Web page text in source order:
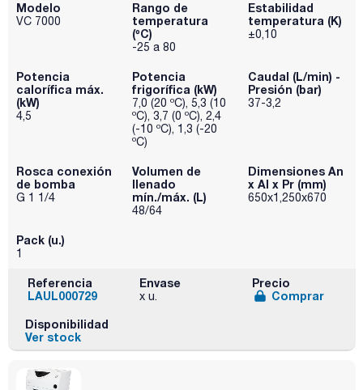
Modelo
VC 7000
Rango de
temperatura
(ºC)
-25 a 80
Estabilidad
temperatura (K)
±0,10
Potencia
calorífica máx.
(kW)
4,5
Potencia
frigorífica (kW)
7,0 (20 ºC), 5,3 (10
ºC), 3,7 (0 ºC), 2,4
(-10 ºC), 1,3 (-20
ºC)
Caudal (L/min) -
Presión (bar)
37-3,2
Rosca conexión
de bomba
G 1 1/4
Volumen de
llenado
mín./máx. (L)
48/64
Dimensiones An
x Al x Pr (mm)
650x1,250x670
Pack (u.)
1
Referencia
LAUL000729
Envase
x u.
Precio
Comprar
Disponibilidad
Ver stock